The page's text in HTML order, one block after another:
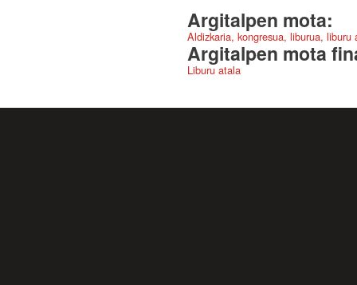
Argitalpen mota:
Aldizkaria, kongresua, liburua,
Argitalpen mota
Liburu atala